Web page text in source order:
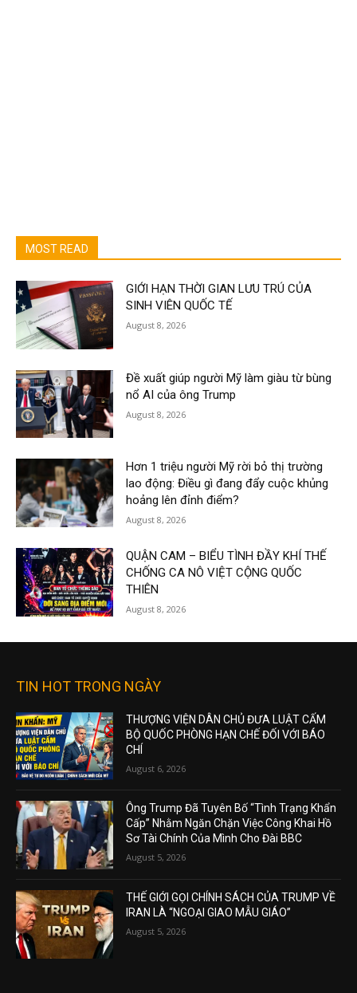
MOST READ
GIỚI HẠN THỜI GIAN LƯU TRÚ CỦA
SINH VIÊN QUỐC TẾ
August 8, 2026
Đề xuất giúp người Mỹ làm giàu từ bùng
nổ AI của ông Trump
August 8, 2026
Hơn 1 triệu người Mỹ rời bỏ thị trường
lao động: Điều gì đang đẩy cuộc khủng
hoảng lên đỉnh điểm?
August 8, 2026
QUẬN CAM – BIỂU TÌNH ĐẦY KHÍ THẾ
CHỐNG CA NÔ VIỆT CỘNG QUỐC
THIÊN
August 8, 2026
TIN HOT TRONG NGÀY
THƯỢNG VIỆN DÂN CHỦ ĐƯA LUẬT CẤM
BỘ QUỐC PHÒNG HẠN CHẾ ĐỐI VỚI BÁO
CHÍ
August 6, 2026
Ông Trump Đã Tuyên Bố “Tình Trạng Khẩn
Cấp” Nhằm Ngăn Chặn Việc Công Khai Hồ
Sơ Tài Chính Của Mình Cho Đài BBC
August 5, 2026
THẾ GIỚI GỌI CHÍNH SÁCH CỦA TRUMP VỀ
IRAN LÀ “NGOẠI GIAO MẪU GIÁO”
August 5, 2026